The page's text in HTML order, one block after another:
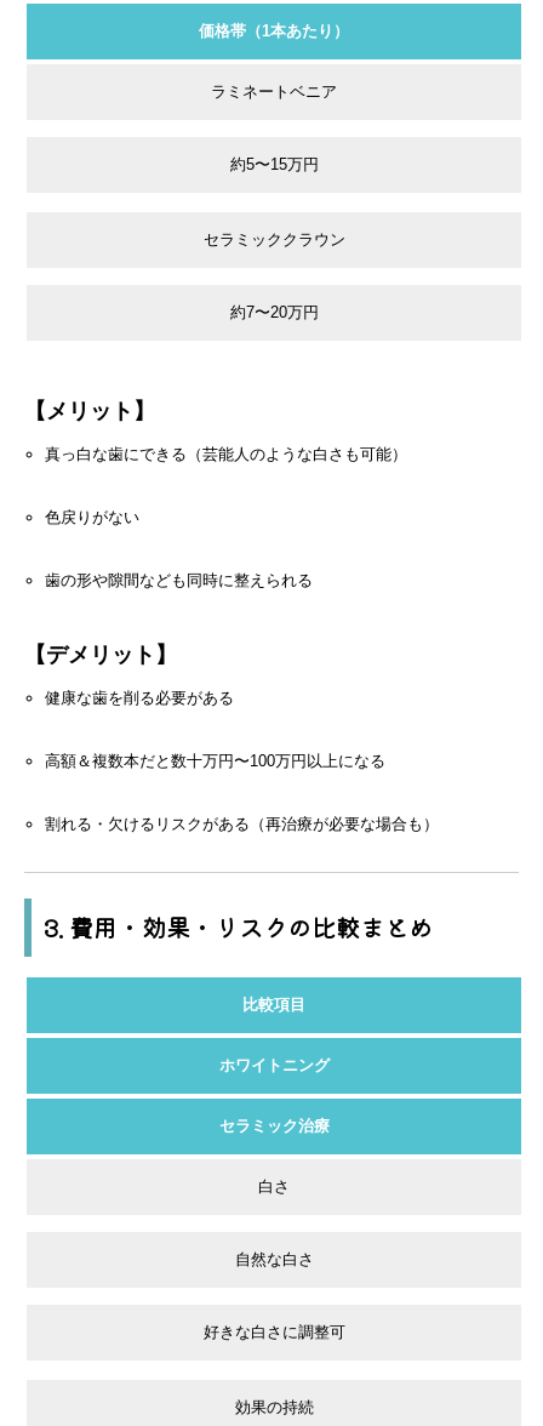
価格帯（1本あたり）
ラミネートベニア
約5〜15万円
セラミッククラウン
約7〜20万円
【メリット】
真っ白な歯にできる（芸能人のような白さも可能）
色戻りがない
歯の形や隙間なども同時に整えられる
【デメリット】
健康な歯を削る必要がある
高額＆複数本だと数十万円〜100万円以上になる
割れる・欠けるリスクがある（再治療が必要な場合も）
3. 費用・効果・リスクの比較まとめ
比較項目
ホワイトニング
セラミック治療
白さ
自然な白さ
好きな白さに調整可
効果の持続